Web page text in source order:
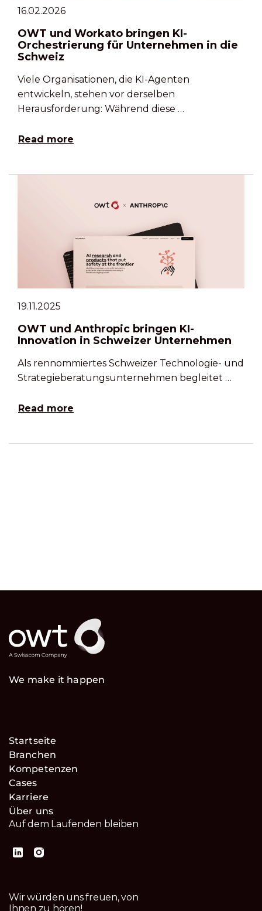
16.02.2026
OWT und Workato bringen KI-
Orchestrierung für Unternehmen in die
Schweiz
Viele Organisationen, die KI-Agenten
entwickeln, stehen vor derselben
Herausforderung: Während diese …
Read more
19.11.2025
OWT und Anthropic bringen KI-
Innovation in Schweizer Unternehmen
Als rennommiertes Schweizer Technologie- und
Strategieberatungsunternehmen begleitet …
Read more
We make it happen
Startseite
Branchen
Kompetenzen
Cases
Karriere
Über uns
Auf dem Laufenden bleiben
Wir würden uns freuen, von
Ihnen zu hören!